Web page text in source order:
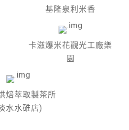
基隆泉利米香
卡滋爆米花觀光工廠樂
園
焙萃取製茶所
水水碓店)